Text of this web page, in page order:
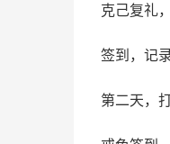
克己复礼
签到，记
第二天，